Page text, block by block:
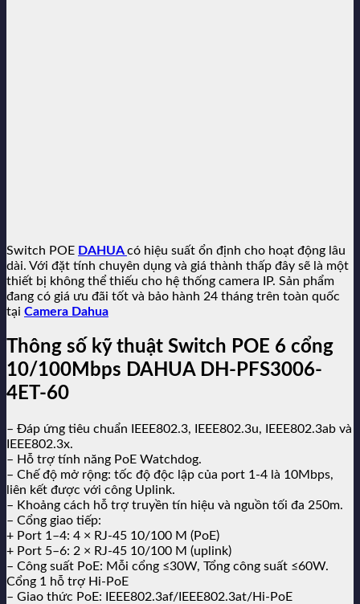
Switch POE DAHUAcó hiệu suất ổn định cho hoạt động lâu
dài. Với đặt tính chuyên dụng và giá thành thấp đây sẽ là một
thiết bị không thể thiếu cho hệ thống camera IP. Sản phẩm
đang có giá ưu đãi tốt và bảo hành 24 tháng trên toàn quốc
tại Camera Dahua
Thông số kỹ thuật Switch POE 6 cổng
10/100Mbps DAHUA DH-PFS3006-
4ET-60
– Đáp ứng tiêu chuẩn IEEE802.3, IEEE802.3u, IEEE802.3ab và
IEEE802.3x.
– Hỗ trợ tính năng PoE Watchdog.
– Chế độ mở rộng: tốc độ độc lập của port 1-4 là 10Mbps,
liên kết được với công Uplink.
– Khoảng cách hỗ trợ truyền tín hiệu và nguồn tối đa 250m.
– Cổng giao tiếp:
+ Port 1–4: 4 × RJ-45 10/100 M (PoE)
+ Port 5–6: 2 × RJ-45 10/100 M (uplink)
– Công suất PoE: Mỗi cổng ≤30W, Tổng công suất ≤60W.
Cổng 1 hỗ trợ Hi-PoE
– Giao thức PoE: IEEE802.3af/IEEE802.3at/Hi-PoE